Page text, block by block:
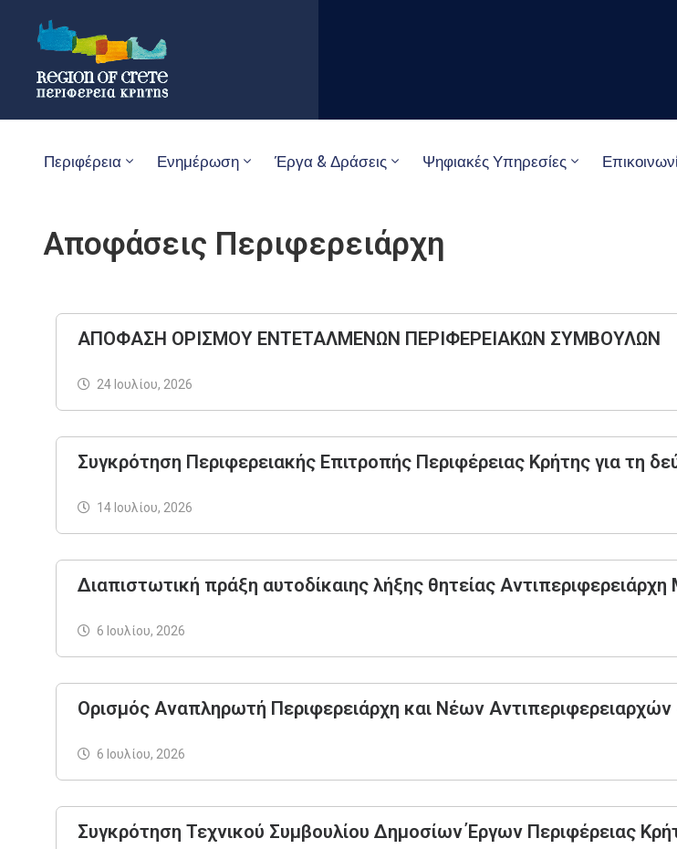
Περιφέρεια Ενημέρωση Έργα & Δράσεις Ψηφιακές Υπηρεσίες
Αποφάσεις Περιφερειάρχη
ΑΠΟΦΑΣΗ ΟΡΙΣΜΟΥ ΕΝΤΕΤΑΛΜΕΝΩΝ ΠΕΡΙΦΕΡΕΙΑΚΩΝ ΣΥΜΒΟΥΛΩΝ
24 Ιουλίου, 2026
Συγκρότηση Περιφερειακής Επιτροπής Περιφέρειας Κρήτης για τη
14 Ιουλίου, 2026
Διαπιστωτική πράξη αυτοδίκαιης λήξης θητείας
6 Ιουλίου, 2026
Ορισμός Αναπληρωτή Περιφερειάρχη και Νέων Αντιπεριφερειαρχών
6 Ιουλίου, 2026
Συγκρότηση Τεχνικού Συμβουλίου Δημοσίων Έργων Περιφέρειας